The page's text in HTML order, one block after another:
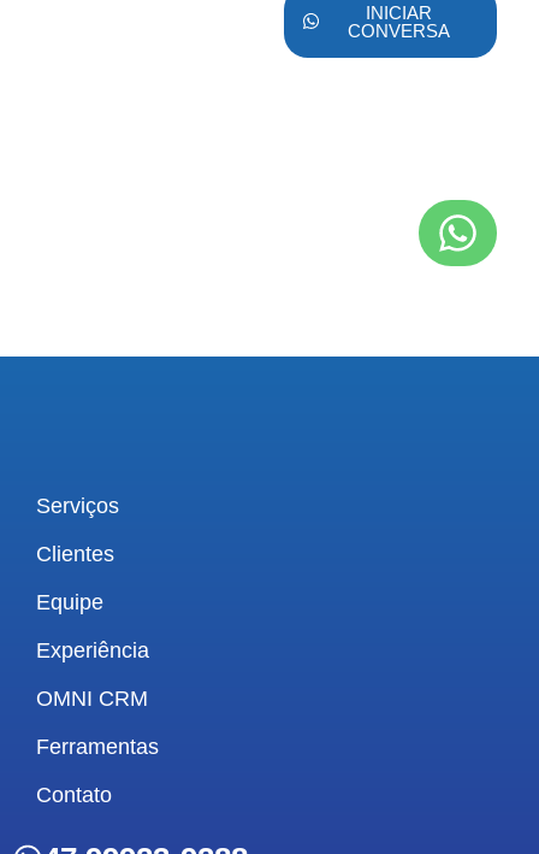
INICIAR
CONVERSA
Serviços
Clientes
Equipe
Experiência
OMNI CRM
Ferramentas
Contato